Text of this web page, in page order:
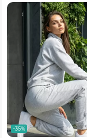
-35%